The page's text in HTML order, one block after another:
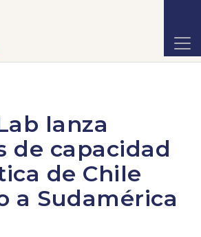
lanza
de capacidad
de Chile
a Sudamérica